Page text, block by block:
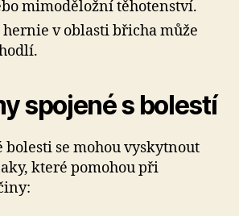
mimoděložní těhotenství.
v oblasti břicha může
spojené s bolestí
bolesti se mohou vyskytnout
které pomohou při